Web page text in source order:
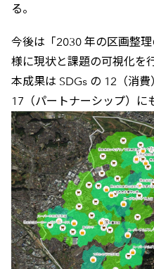
る。
今後は「2030 年の区画整
様に現状と課題の可視化を
本成果は SDGs の 12（消
17（パートナーシップ）に